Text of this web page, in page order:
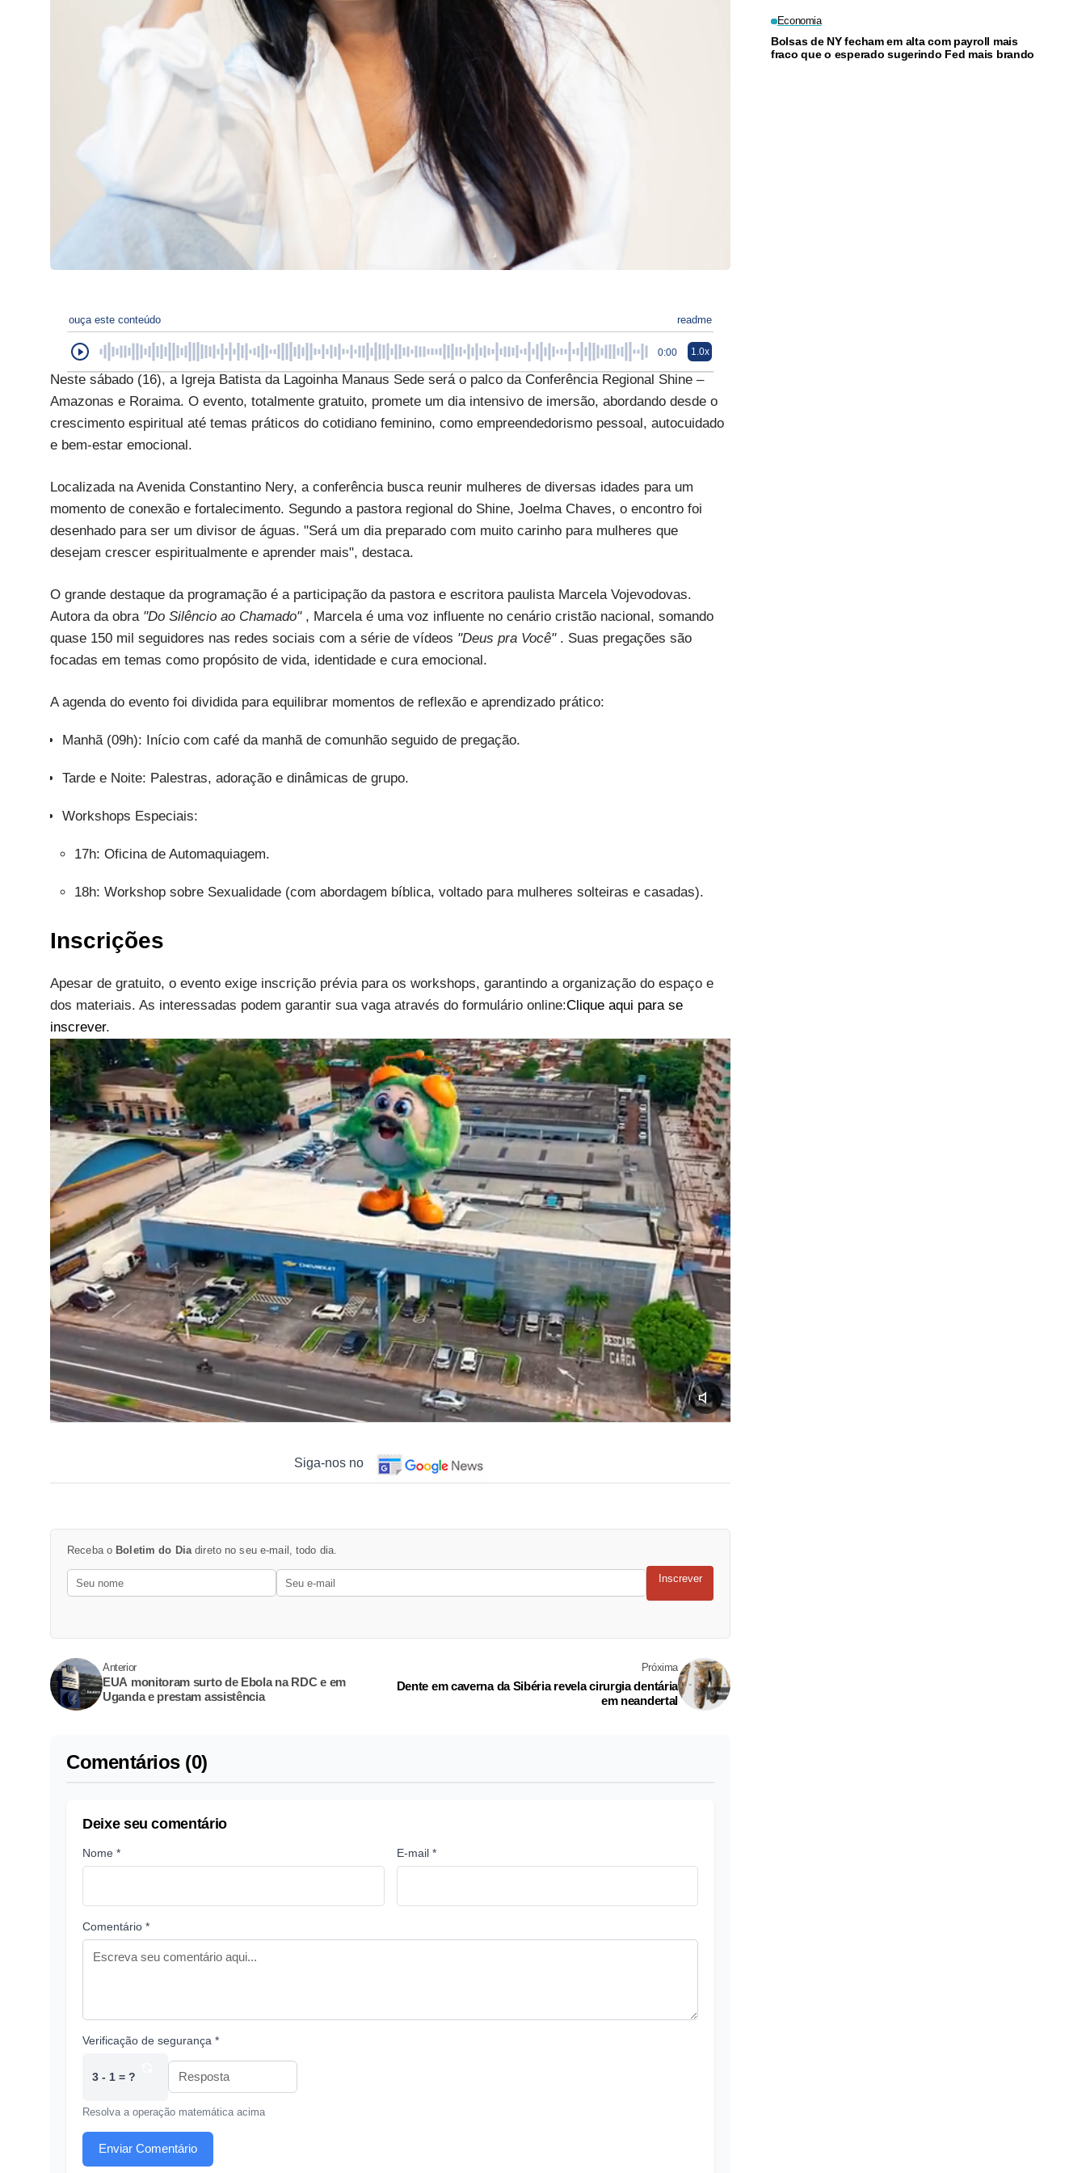
ouça este conteúdo readme
0:00 1.0x
Neste sábado (16), a Igreja Batista da Lagoinha Manaus Sede será o palco da Conferência Regional Shine –
Amazonas e Roraima. O evento, totalmente gratuito, promete um dia intensivo de imersão, abordando desde o
crescimento espiritual até temas práticos do cotidiano feminino, como empreendedorismo pessoal, autocuidado
e bem-estar emocional.
Localizada na Avenida Constantino Nery, a conferência busca reunir mulheres de diversas idades para um
momento de conexão e fortalecimento. Segundo a pastora regional do Shine, Joelma Chaves, o encontro foi
desenhado para ser um divisor de águas. "Será um dia preparado com muito carinho para mulheres que
desejam crescer espiritualmente e aprender mais", destaca.
O grande destaque da programação é a participação da pastora e escritora paulista Marcela Vojevodovas.
Autora da obra "Do Silêncio ao Chamado" , Marcela é uma voz influente no cenário cristão nacional, somando
quase 150 mil seguidores nas redes sociais com a série de vídeos "Deus pra Você" . Suas pregações são
focadas em temas como propósito de vida, identidade e cura emocional.
A agenda do evento foi dividida para equilibrar momentos de reflexão e aprendizado prático:
Manhã (09h): Início com café da manhã de comunhão seguido de pregação.
Tarde e Noite: Palestras, adoração e dinâmicas de grupo.
Workshops Especiais:
17h: Oficina de Automaquiagem.
18h: Workshop sobre Sexualidade (com abordagem bíblica, voltado para mulheres solteiras e casadas).
Inscrições
Apesar de gratuito, o evento exige inscrição prévia para os workshops, garantindo a organização do espaço e
dos materiais. As interessadas podem garantir sua vaga através do formulário online:Clique aqui para se
inscrever.
Siga-nos no
Receba o Boletim do Diadireto no seu e-mail, todo dia.
Inscrever
Anterior
EUA monitoram surto de Ebola na RDC e em
Uganda e prestam assistência
Próxima
Dente em caverna da Sibéria revela cirurgia dentária
em neandertal
Comentários (0)
Deixe seu comentário
Nome * E-mail *
Comentário *
Verificação de segurança *
3 - 1 = ?
Resolva a operação matemática acima
Enviar Comentário
Economia
Bolsas de NY fecham em alta com payroll mais
fraco que o esperado sugerindo Fed mais brando